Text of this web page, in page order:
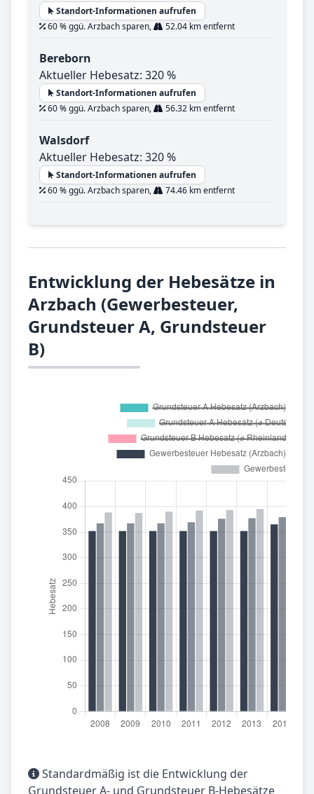
Standort-Informationen aufrufen
60 % ggü. Arzbach sparen,
52.04 km entfernt
Bereborn
Aktueller Hebesatz: 320 %
Standort-Informationen aufrufen
60 % ggü. Arzbach sparen,
56.32 km entfernt
Walsdorf
Aktueller Hebesatz: 320 %
Standort-Informationen aufrufen
60 % ggü. Arzbach sparen,
74.46 km entfernt
Entwicklung der Hebesätze in
Arzbach (Gewerbesteuer,
Grundsteuer A, Grundsteuer
B)
Standardmäßig ist die Entwicklung der
Grundsteuer A- und Grundsteuer B-Hebesätze